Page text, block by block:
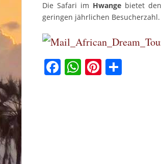
Die Safari im Hwange bietet
geringen jährlichen Besucherzahl.
Facebook
WhatsApp
Pinterest